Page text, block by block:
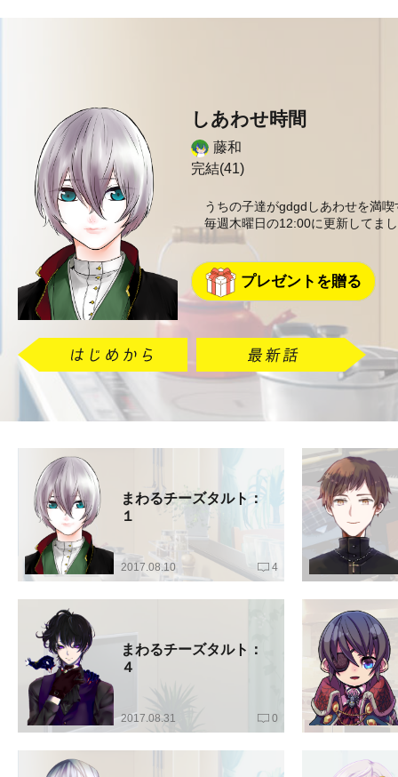
しあわせ時間
藤和
完結(41)
うちの子達がgdgdしあわせを満喫
毎週木曜日の12:00に更新してま
プレゼントを贈る
まわるチーズタルト：
１
2017.08.10 4
まわるチーズタルト：
４
2017.08.31 0